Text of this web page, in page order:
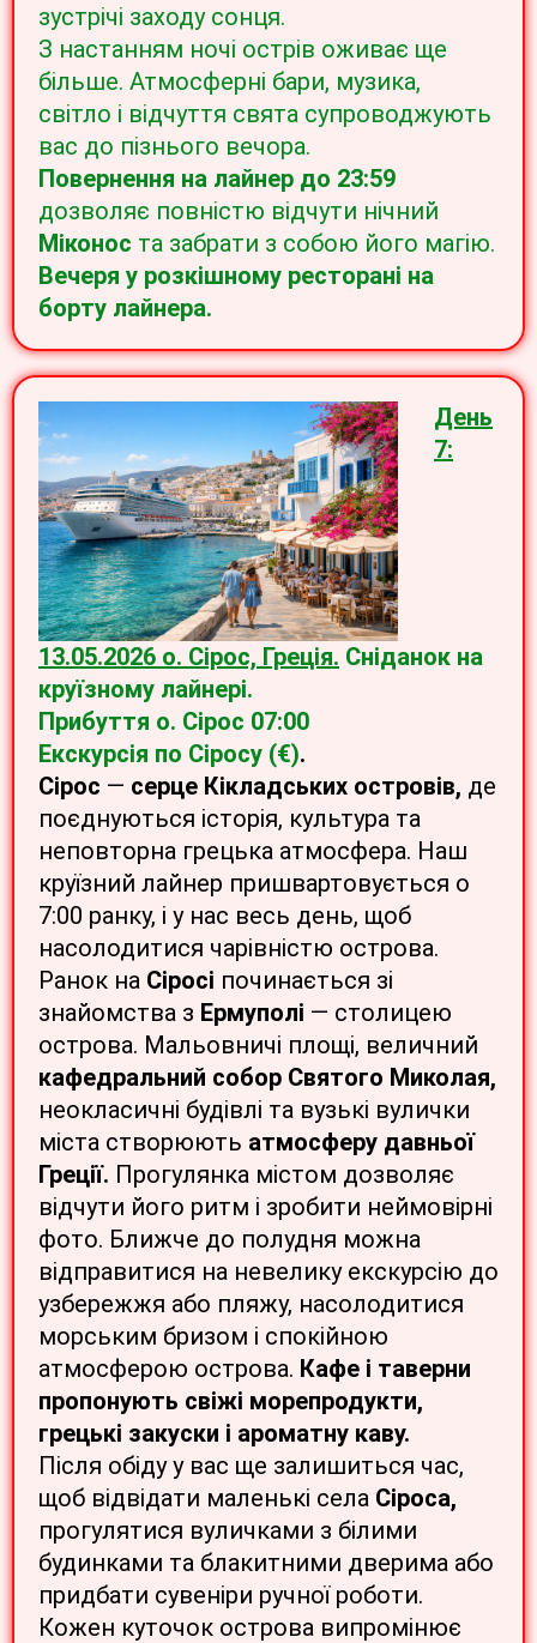
зустрічі заходу сонця.
З настанням ночі острів оживає ще
більше. Атмосферні бари, музика,
світло і відчуття свята супроводжують
вас до пізнього вечора.
Повернення на лайнер до 23:59
дозволяє повністю відчути нічний
Міконос та забрати з собою його магію.
Вечеря у розкішному ресторані на
борту лайнера.
День
7:
13.05.2026 о. Сірос, Греція. Сніданок на
круїзному лайнері.
Прибуття о. Сірос 07:00
Екскурсія по Сіросу (€).
Сірос — серце Кікладських островів, де
поєднуються історія, культура та
неповторна грецька атмосфера. Наш
круїзний лайнер пришвартовується о
7:00 ранку, і у нас весь день, щоб
насолодитися чарівністю острова.
Ранок на Сіросі починається зі
знайомства з Ермуполі — столицею
острова. Мальовничі площі, величний
кафедральний собор Святого Миколая,
неокласичні будівлі та вузькі вулички
міста створюють атмосферу давньої
Греції. Прогулянка містом дозволяє
відчути його ритм і зробити неймовірні
фото. Ближче до полудня можна
відправитися на невелику екскурсію до
узбережжя або пляжу, насолодитися
морським бризом і спокійною
атмосферою острова. Кафе і таверни
пропонують свіжі морепродукти,
грецькі закуски і ароматну каву.
Після обіду у вас ще залишиться час,
щоб відвідати маленькі села Сіроса,
прогулятися вуличками з білими
будинками та блакитними дверима або
придбати сувеніри ручної роботи.
Кожен куточок острова випромінює